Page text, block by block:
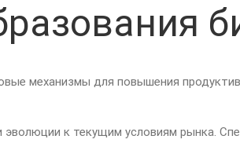
механизмы для повышения
эволюции к текущим условиям рынка.